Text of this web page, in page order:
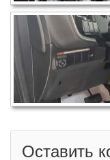
Оставить